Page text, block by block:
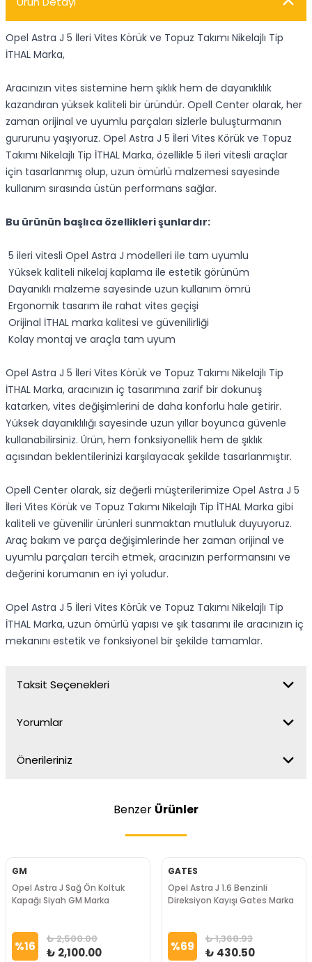
Opel Astra J 5 İleri Vites Körük ve Topuz Takımı Nikelajlı Tip
İTHAL Marka,
Aracınızın vites sistemine hem şıklık hem de dayanıklılık
kazandıran yüksek kaliteli bir üründür. Opell Center olarak, her
zaman orijinal ve uyumlu parçaları sizlerle buluşturmanın
gururunu yaşıyoruz. Opel Astra J 5 İleri Vites Körük ve Topuz
Takımı Nikelajlı Tip İTHAL Marka, özellikle 5 ileri vitesli araçlar
için tasarlanmış olup, uzun ömürlü malzemesi sayesinde
kullanım sırasında üstün performans sağlar.
Bu ürünün başlıca özellikleri şunlardır:
5 ileri vitesli Opel Astra J modelleri ile tam uyumlu
Yüksek kaliteli nikelaj kaplama ile estetik görünüm
Dayanıklı malzeme sayesinde uzun kullanım ömrü
Ergonomik tasarım ile rahat vites geçişi
Orijinal İTHAL marka kalitesi ve güvenilirliği
Kolay montaj ve araçla tam uyum
Opel Astra J 5 İleri Vites Körük ve Topuz Takımı Nikelajlı Tip
İTHAL Marka, aracınızın iç tasarımına zarif bir dokunuş
katarken, vites değişimlerini de daha konforlu hale getirir.
Yüksek dayanıklılığı sayesinde uzun yıllar boyunca güvenle
kullanabilirsiniz. Ürün, hem fonksiyonellik hem de şıklık
açısından beklentilerinizi karşılayacak şekilde tasarlanmıştır.
Opell Center olarak, siz değerli müşterilerimize Opel Astra J 5
İleri Vites Körük ve Topuz Takımı Nikelajlı Tip İTHAL Marka gibi
kaliteli ve güvenilir ürünleri sunmaktan mutluluk duyuyoruz.
Araç bakım ve parça değişimlerinde her zaman orijinal ve
uyumlu parçaları tercih etmek, aracınızın performansını ve
değerini korumanın en iyi yoludur.
Opel Astra J 5 İleri Vites Körük ve Topuz Takımı Nikelajlı Tip
İTHAL Marka, uzun ömürlü yapısı ve şık tasarımı ile aracınızın iç
mekanını estetik ve fonksiyonel bir şekilde tamamlar.
Taksit Seçenekleri
Yorumlar
Önerileriniz
Benzer Ürünler
GM
Opel Astra J Sağ Ön Koltuk
Kapağı Siyah GM Marka
%16 ₺ 2,500.00
₺ 2,100.00
GATES
Opel Astra J 1.6 Benzinli
Direksiyon Kayışı Gates Marka
%69 ₺ 1,368.93
₺ 430.50